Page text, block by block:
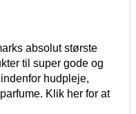
absolut største
til super gode og
hudpleje,
Klik her for at